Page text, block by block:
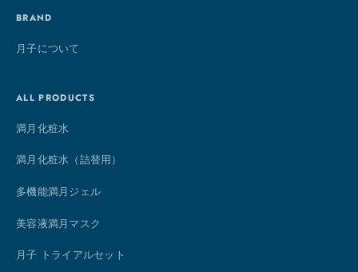
BRAND
月子について
ALL PRODUCTS
満月化粧水
満月化粧水（詰替用）
多機能満月ジェル
美容液満月マスク
月子 トライアルセット